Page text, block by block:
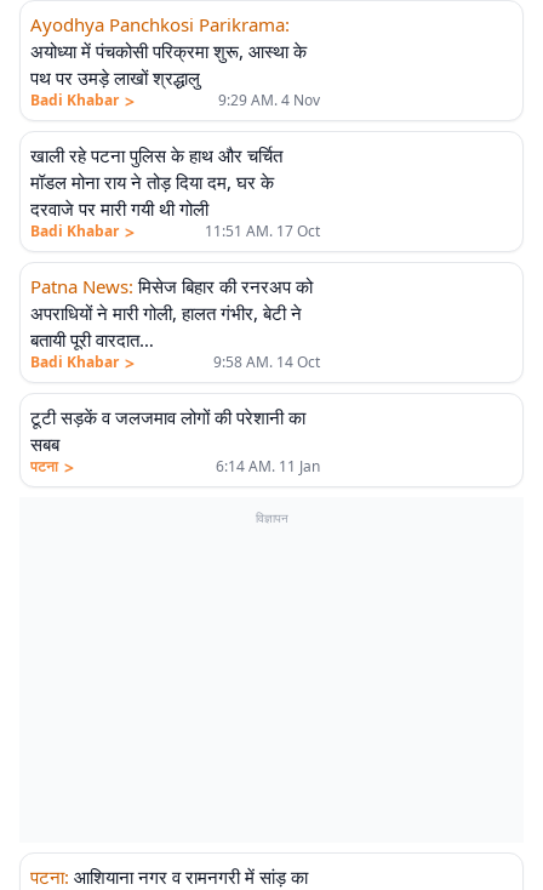
Ayodhya Panchkosi Parikrama:
अयोध्या में पंचकोसी परिक्रमा शुरू, आस्था के
पथ पर उमड़े लाखों श्रद्धालु
Badi Khabar > 9:29 AM. 4 Nov
खाली रहे पटना पुलिस के हाथ और चर्चित
मॉडल मोना राय ने तोड़ दिया दम, घर के
दरवाजे पर मारी गयी थी गोली
Badi Khabar > 11:51 AM. 17 Oct
Patna News: मिसेज बिहार की रनरअप को
अपराधियों ने मारी गोली, हालत गंभीर, बेटी ने
बतायी पूरी वारदात…
Badi Khabar > 9:58 AM. 14 Oct
टूटी सड़कें व जलजमाव लोगों की परेशानी का
सबब
पटना > 6:14 AM. 11 Jan
विज्ञापन
पटना: आशियाना नगर व रामनगरी में सांड़ का